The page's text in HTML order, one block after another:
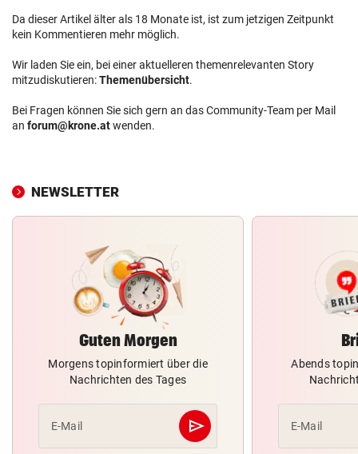
Da dieser Artikel älter als 18 Monate ist, ist zum jetzigen Zeitpunkt
kein Kommentieren mehr möglich.
Wir laden Sie ein, bei einer aktuelleren themenrelevanten Story
mitzudiskutieren:Themenübersicht.
Bei Fragen können Sie sich gern an das Community-Team per Mail
an forum@krone.atwenden.
NEWSLETTER
Guten Morgen
Morgens topinformiert über die
Nachrichten des Tages
E-Mail send
Abschicken
Abends
E-Mail